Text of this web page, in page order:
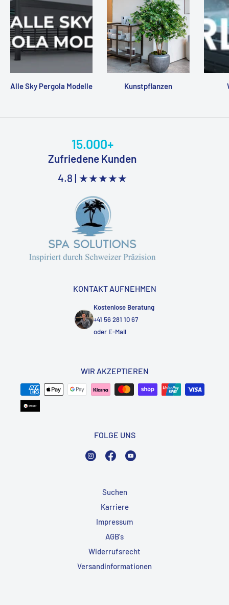
Alle Sky Pergola Modelle Kunstpflanzen
15.000+
Zufriedene Kunden
4.8 | ★★★★★
KONTAKT AUFNEHMEN
Kostenlose Beratung
+41 56 281 10 67
oder E-Mail
WIR AKZEPTIEREN
FOLGE UNS
InstagramFacebook
Suchen
Karriere
Impressum
AGB's
Widerrufsrecht
Versandinformationen